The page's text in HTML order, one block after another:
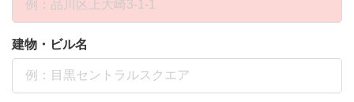
建物・ビル名